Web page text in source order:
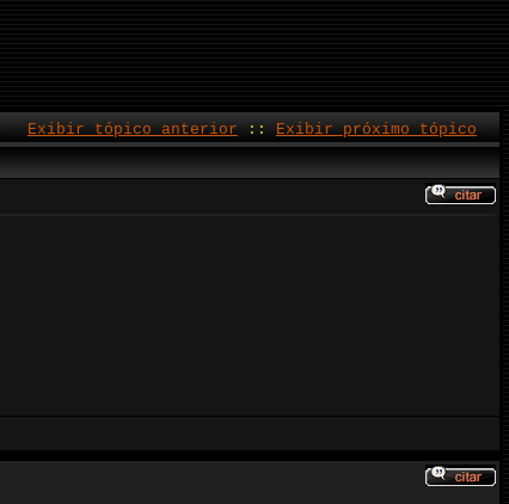
Exibir tópico anterior :: Exibir próximo tópico